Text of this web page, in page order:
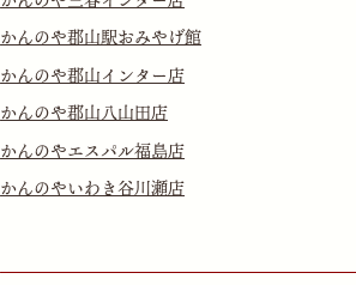
かんのや郡山駅おみやげ館
かんのや郡山インター店
かんのや郡山八山田店
かんのやエスパル福島店
かんのやいわき谷川瀬店